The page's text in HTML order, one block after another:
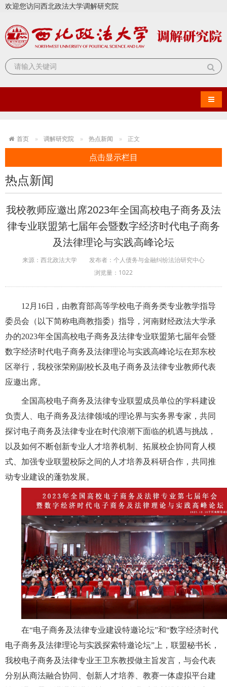
欢迎您访问西北政法大学调解研究院
导航
首页 调解研究院 热点新闻 正文
点击显示栏目
热点新闻
我校教师应邀出席2023年全国高校电子商务及法
律专业联盟第七届年会暨数字经济时代电子商务
及法律理论与实践高峰论坛
来源：西北政法大学
发布者：个人债务与金融纠纷法治研究中心
浏览量： 1022
12月16日，由教育部高等学校电子商务类专业教学指导
委员会（以下简称电商教指委）指导，河南财经政法大学承
办的2023年全国高校电子商务及法律专业联盟第七届年会暨
数字经济时代电子商务及法律理论与实践高峰论坛在郑东校
区举行，我校张荣刚副校长及电子商务及法律专业教师代表
应邀出席。
全国高校电子商务及法律专业联盟成员单位的学科建设
负责人、电子商务及法律领域的理论界与实务界专家，共同
探讨电子商务及法律专业在时代浪潮下面临的机遇与挑战，
以及如何不断创新专业人才培养机制、拓展校企协同育人模
式、加强专业联盟校际之间的人才培养及科研合作，共同推
动专业建设的蓬勃发展。
在“电子商务及法律专业建设特邀论坛”和“数字经济时代
电子商务及法律理论与实践探索特邀论坛”上，联盟秘书长，
我校电子商务及法律专业王卫东教授做主旨发言，与会代表
分别从商法融合协同、创新人才培养、教赛一体虚拟平台建